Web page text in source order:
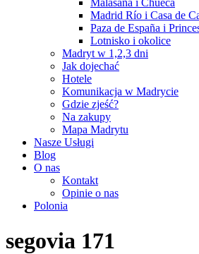
Malasaña i Chueca
Madrid Río i Casa de
Paza de España i
Lotnisko i okolice
Madryt w 1,2,3 dni
Jak dojechać
Hotele
Komunikacja w Madrycie
Gdzie zjeść?
Na zakupy
Mapa Madrytu
Nasze Usługi
Blog
O nas
Kontakt
Opinie o nas
Polonia
segovia 171